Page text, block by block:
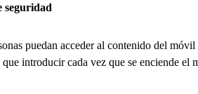
seguridad
puedan acceder al contenido del
introducir cada vez que se enciende